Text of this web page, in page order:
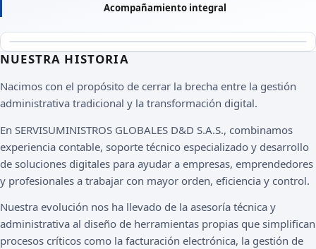
Acompañamiento integral
NUESTRA HISTORIA
Nacimos con el propósito de cerrar la brecha entre la gestión
administrativa tradicional y la transformación digital.
En SERVISUMINISTROS GLOBALES D&D S.A.S., combinamos
experiencia contable, soporte técnico especializado y desarrollo
de soluciones digitales para ayudar a empresas, emprendedores
y profesionales a trabajar con mayor orden, eficiencia y control.
Nuestra evolución nos ha llevado de la asesoría técnica y
administrativa al diseño de herramientas propias que simplifican
procesos críticos como la facturación electrónica, la gestión de